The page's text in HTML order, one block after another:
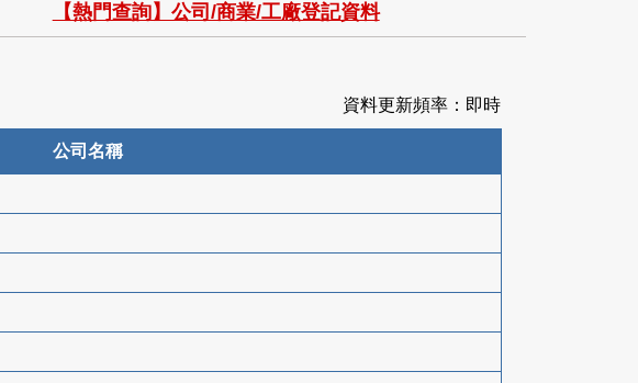
檢
索
【熱門查詢】公司/商業/工廠登記資料
資料更新頻率：即時
公司名稱